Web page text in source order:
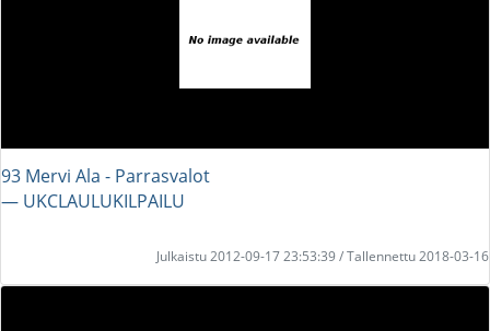
93 Mervi Ala - Parrasvalot
― UKCLAULUKILPAILU
Julkaistu 2012-09-17 23:53:39 / Tallennettu 2018-03-16